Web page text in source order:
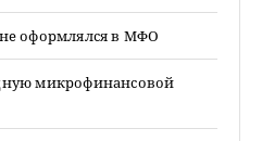
оформлялся в МФО
микрофинансовой